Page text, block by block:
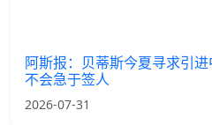
阿斯报：贝蒂斯今夏寻求引
不会急于签人
2026-07-31